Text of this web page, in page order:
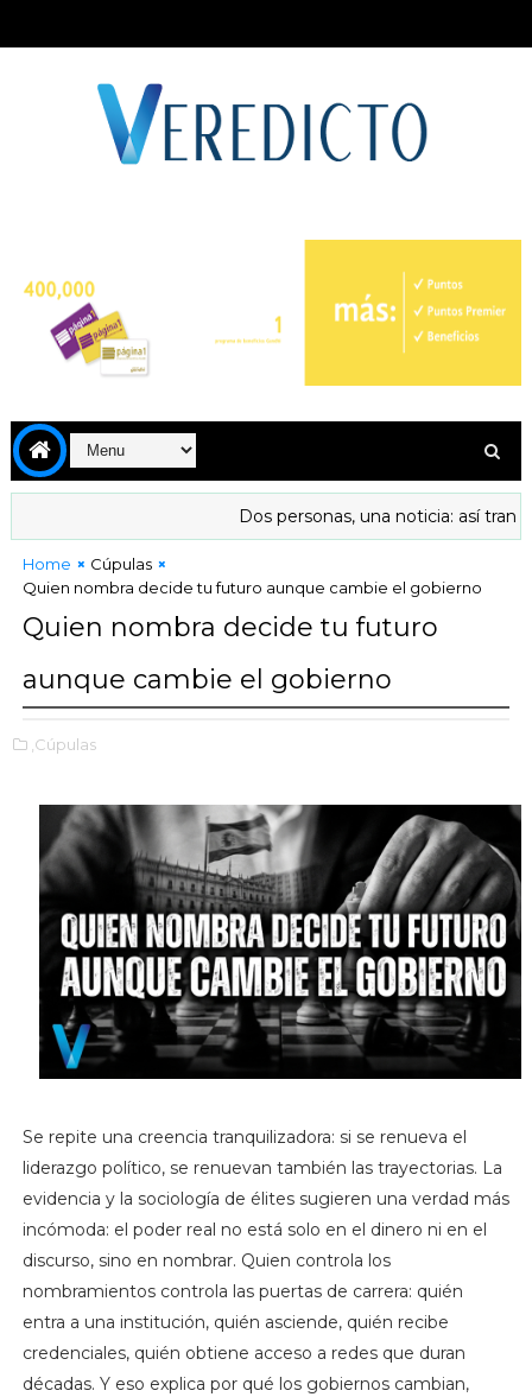
Dos personas, una noticia: así
Home
Cúpulas
Quien nombra decide tu futuro aunque cambie el gobierno
Quien nombra decide tu futuro
aunque cambie el gobierno
,Cúpulas
Se repite una creencia tranquilizadora: si se renueva el
liderazgo político, se renuevan también las trayectorias. La
evidencia y la sociología de élites sugieren una verdad más
incómoda: el poder real no está solo en el dinero ni en el
discurso, sino en nombrar. Quien controla los
nombramientos controla las puertas de carrera: quién
entra a una institución, quién asciende, quién recibe
credenciales, quién obtiene acceso a redes que duran
décadas. Y eso explica por qué los gobiernos cambian,